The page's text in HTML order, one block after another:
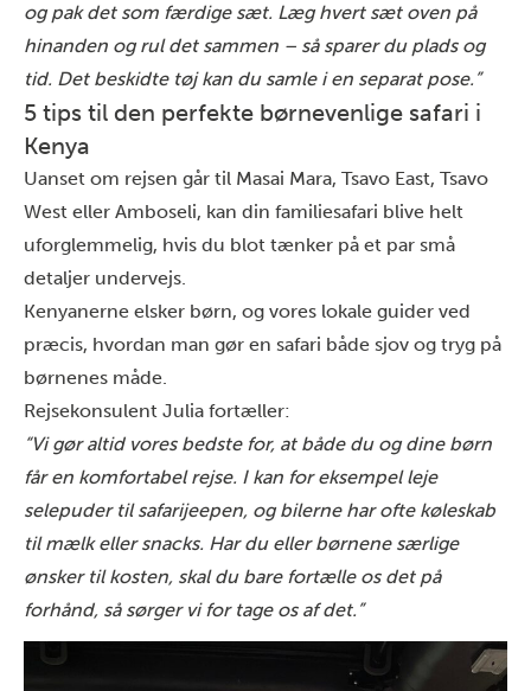
og pak det som færdige sæt. Læg hvert sæt oven på
hinanden og rul det sammen – så sparer du plads og
tid. Det beskidte tøj kan du samle i en separat pose.”
5 tips til den perfekte børnevenlige safari i
Kenya
Uanset om rejsen går til Masai Mara, Tsavo East, Tsavo
West eller Amboseli, kan din familiesafari blive helt
uforglemmelig, hvis du blot tænker på et par små
detaljer undervejs.
Kenyanerne elsker børn, og vores lokale guider ved
præcis, hvordan man gør en safari både sjov og tryg på
børnenes måde.
Rejsekonsulent Julia fortæller:
“Vi gør altid vores bedste for, at både du og dine børn
får en komfortabel rejse. I kan for eksempel leje
selepuder til safarijeepen, og bilerne har ofte køleskab
til mælk eller snacks. Har du eller børnene særlige
ønsker til kosten, skal du bare fortælle os det på
forhånd, så sørger vi for tage os af det.”